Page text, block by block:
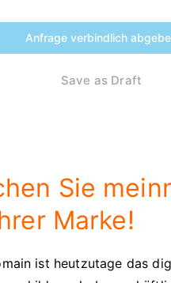
Anfrage verbindlich
Save as Draft
Sie
Marke!
ist heutzutage das